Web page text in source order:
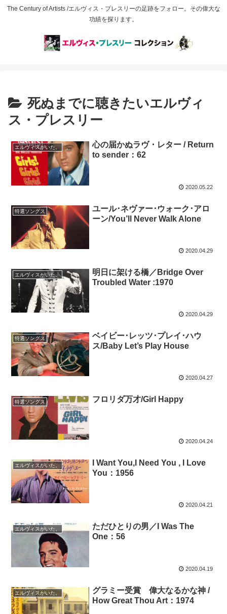
The Century of Artists /エルヴィス・プレスリーの足跡をフォロー。その偉大な
功績を探ります。
死ぬまでに聴きたいエルヴィ
ス・プレスリー
エルヴィスがいた。
心の届かぬラヴ・レター / Return
to sender：62
2020.05.22
特選ソングス
ユール･ネヴァー･ウォーク･アロ
ーン/You’ll Never Walk Alone
2020.04.29
エルヴィスがいた。
明日に架ける橋／Bridge Over
Troubled Water :1970
2020.04.29
特選ソングス
ベイビー･レッツ･プレイ･ハウ
ス/Baby Let’s Play House
2020.04.27
特選ソングス フロリダ万才/Girl Happy
2020.04.24
エルヴィスがいた。
I Want You,I Need You , I Love
You：1956
2020.04.21
エルヴィスがいた。
ただひとりの男／I Was The
One：56
2020.04.19
エルヴィスがいた。
グラミー受賞 偉大なるかな神 /
How Great Thou Art：1974